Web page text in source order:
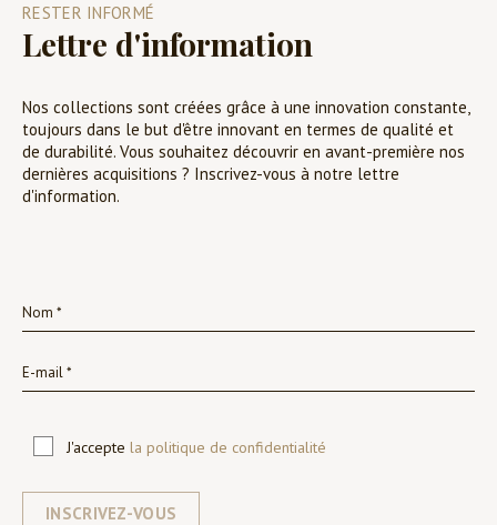
RESTER INFORMÉ
Lettre d'information
Nos collections sont créées grâce à une innovation constante,
toujours dans le but d'être innovant en termes de qualité et
de durabilité. Vous souhaitez découvrir en avant-première nos
dernières acquisitions ? Inscrivez-vous à notre lettre
d'information.
J'accepte la politique de confidentialité
INSCRIVEZ-VOUS